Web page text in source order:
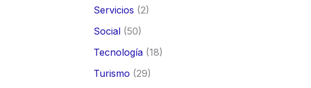
Servicios (2)
Social (50)
Tecnología (18)
Turismo (29)